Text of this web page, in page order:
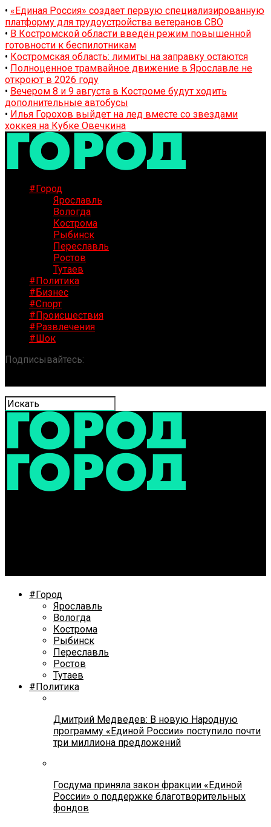
• «Единая Россия» создает первую специализированную
платформу для трудоустройства ветеранов СВО
• В Костромской области введён режим повышенной
готовности к беспилотникам
• Костромская область: лимиты на заправку остаются
• Полноценное трамвайное движение в Ярославле не
откроют в 2026 году
• Вечером 8 и 9 августа в Костроме будут ходить
дополнительные автобусы
• Илья Горохов выйдет на лед вместе со звездами
хоккея на Кубке Овечкина
#Город
Ярославль
Вологда
Кострома
Рыбинск
Переславль
Ростов
Тутаев
#Политика
#Бизнес
#Спорт
#Происшествия
#Развлечения
#Шок
Подписывайтесь:
#Город
Ярославль
Вологда
Кострома
Рыбинск
Переславль
Ростов
Тутаев
#Политика
Дмитрий Медведев: В новую Народную
программу «Единой России» поступило почти
три миллиона предложений
Госдума приняла закон фракции «Единой
России» о поддержке благотворительных
фондов